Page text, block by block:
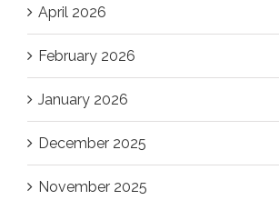
April 2026
February 2026
January 2026
December 2025
November 2025